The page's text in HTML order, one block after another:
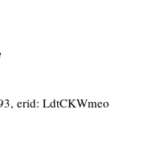
erid: LdtCKWmeo